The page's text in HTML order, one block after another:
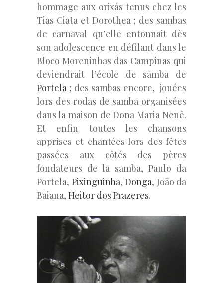
hommage aux orixás tenus chez les
Tias Ciata et Dorothea ; des sambas
de carnaval qu’elle entonnait dès
son adolescence en défilant dans le
Bloco Moreninhas das Campinas qui
deviendrait l’école de samba de
Portela ; des sambas encore, jouées
lors des rodas de samba organisées
dans la maison de Dona Maria Nenê.
Et enfin toutes les chansons
apprises et chantées lors des fêtes
passées aux côtés des pères
fondateurs de la samba, Paulo da
Portela, Pixinguinha, Donga, João da
Baiana, Heitor dos Prazeres.